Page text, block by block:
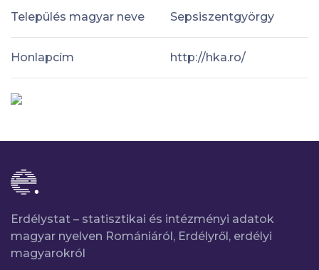
Település magyar neve Sepsiszentgyörgy
Honlapcím http://hka.ro/
Erdélystat – statisztikai és intézményi adatok
magyar nyelven Romániáról, Erdélyről, erdélyi
magyarokról